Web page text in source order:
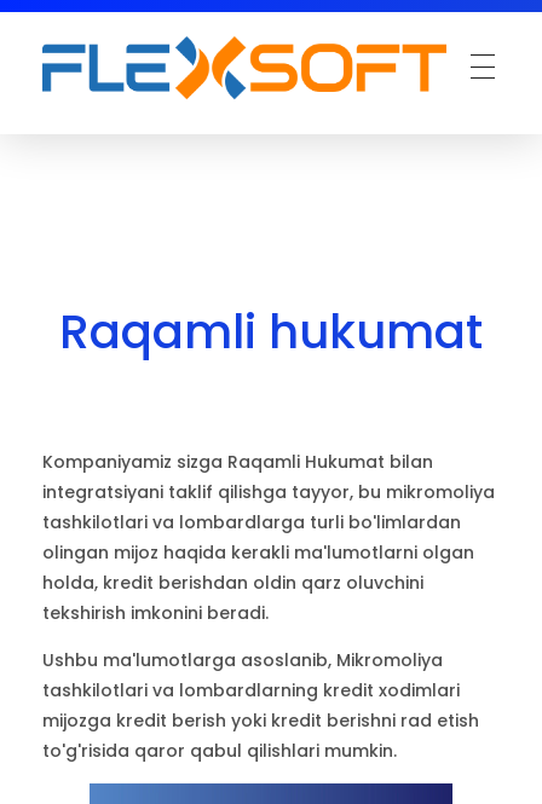
Raqamli hukumat
Kompaniyamiz sizga Raqamli Hukumat bilan
integratsiyani taklif qilishga tayyor, bu mikromoliya
tashkilotlari va lombardlarga turli bo'limlardan
olingan mijoz haqida kerakli ma'lumotlarni olgan
holda, kredit berishdan oldin qarz oluvchini
tekshirish imkonini beradi.
Ushbu ma'lumotlarga asoslanib, Mikromoliya
tashkilotlari va lombardlarning kredit xodimlari
mijozga kredit berish yoki kredit berishni rad etish
to'g'risida qaror qabul qilishlari mumkin.